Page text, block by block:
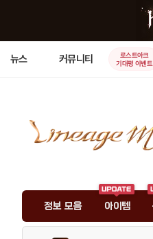
뉴스 커뮤니티
로스트아크
기대평 이벤트
정보 모음 아이템